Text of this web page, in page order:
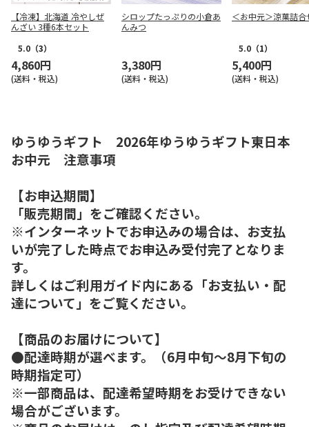
【冷凍】北海道 冷やしぜ
んざい 3種6本セット
5.0 （3）
4,860円
(送料・税込)
シロップたっぷりの小倉あ
んみつ
3,380円
(送料・税込)
＜お中元＞涼菓詰合
5.0 （1）
5,400円
(送料・税込)
ゆうゆうギフト 2026年ゆうゆうギフト東日本
お中元 注意事項
【お申込期間】
「販売期間」をご確認ください。
※インターネットでお申込みの場合は、お支払
いが完了した時点でお申込み受付完了となりま
す。
詳しくはご利用ガイド内にある「お支払い・配
達について」をご覧ください。
【商品のお届けについて】
●配達時期が選べます。（6月中旬～8月下旬の
時期指定可）
※一部商品は、配達希望時期をお受けできない
場合がございます。